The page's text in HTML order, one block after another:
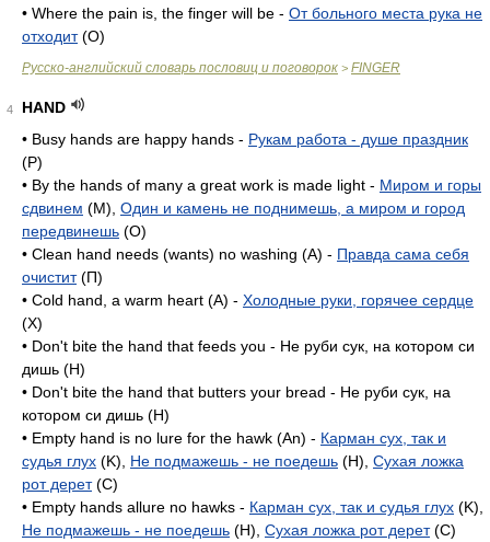
• Where the pain is, the finger will be - От больного места рука не
отходит(O)
Русско-английский словарь пословиц и поговорок > FINGER
4
HAND
• Busy hands are happy hands - Рукам работа - душе праздник
(P)
• By the hands of many a great work is made light - Миром и горы
сдвинем (M), Один и камень не поднимешь, а миром и город
передвинешь (O)
• Clean hand needs (wants) no washing (A) - Правда сама себя
очистит(П)
• Cold hand, a warm heart (A) - Холодные руки, горячее сердце
(X)
• Don't bite the hand that feeds you - Не руби сук, на котором си
дишь (H)
• Don't bite the hand that butters your bread - Не руби сук, на
котором си дишь (H)
• Empty hand is no lure for the hawk (An) - Карман сух, так и
судья глух (K), Не подмажешь - не поедешь (H), Сухая ложка
рот дерет(C)
• Empty hands allure no hawks - Карман сух, так и судья глух (K),
Не подмажешь - не поедешь (H), Сухая ложка рот дерет(C)